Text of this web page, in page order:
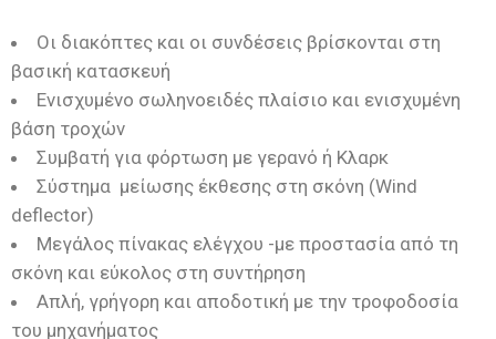
Οι διακόπτες και οι συνδέσεις βρίσκονται στη
βασική κατασκευή
Ενισχυμένο σωληνοειδές πλαίσιο και ενισχυμένη
βάση τροχών
Συμβατή για φόρτωση με γερανό ή Κλαρκ
Σύστημα μείωσης έκθεσης στη σκόνη (Wind
deflector)
Μεγάλος πίνακας ελέγχου -με προστασία από τη
σκόνη και εύκολος στη συντήρηση
Απλή, γρήγορη και αποδοτική με την τροφοδοσία
του μηχανήματος